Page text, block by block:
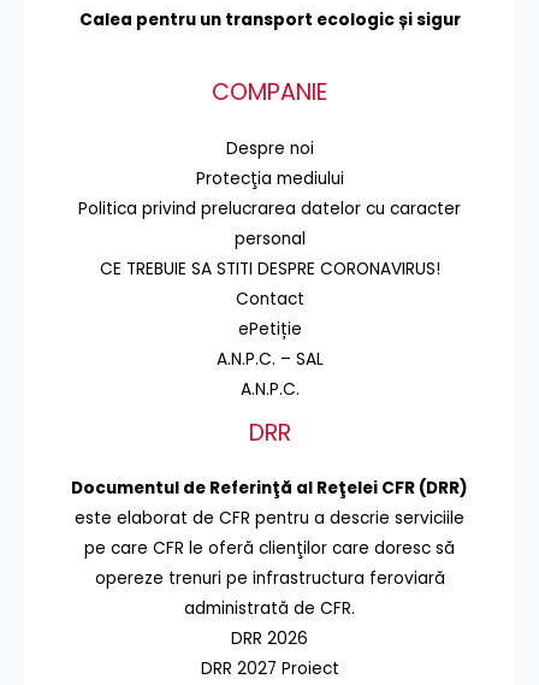
Calea pentru un transport ecologic și sigur
COMPANIE
Despre noi
Protecţia mediului
Politica privind prelucrarea datelor cu caracter
personal
CE TREBUIE SA STITI DESPRE CORONAVIRUS!
Contact
ePetiție
A.N.P.C. – SAL
A.N.P.C.
DRR
Documentul de Referinţă al Reţelei CFR (DRR)
este elaborat de CFR pentru a descrie serviciile
pe care CFR le oferă clienţilor care doresc să
opereze trenuri pe infrastructura feroviară
administrată de CFR.
DRR 2026
DRR 2027 Proiect